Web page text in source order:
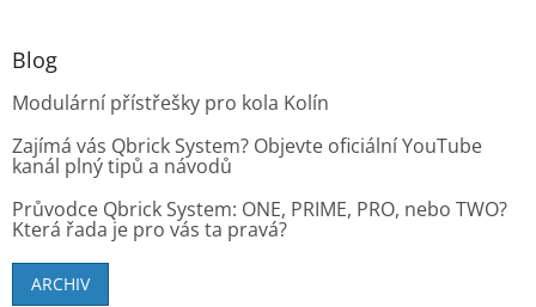
Blog
Modulární přístřešky pro kola Kolín
Zajímá vás Qbrick System? Objevte oficiální YouTube
kanál plný tipů a návodů
Průvodce Qbrick System: ONE, PRIME, PRO, nebo TWO?
Která řada je pro vás ta pravá?
ARCHIV